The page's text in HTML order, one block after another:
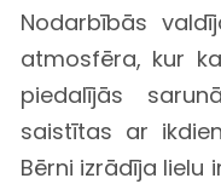
Nodarbībās
atmosfēra, kur
piedalījās
saistītas ar
Bērni izrādīja lielu